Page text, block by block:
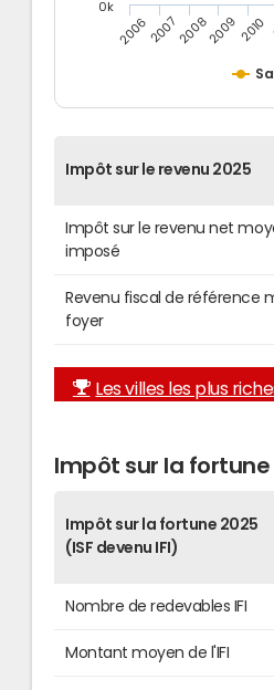
20062007200820092010
0k
Impôt sur le revenu 2025
Impôt sur le revenu net
imposé
Revenu fiscal de référence
foyer
Les villes les plus
Impôt sur la
Impôt sur la fortune 2025
(ISF devenu IFI)
Nombre de redevables IFI
Montant moyen de l'IFI